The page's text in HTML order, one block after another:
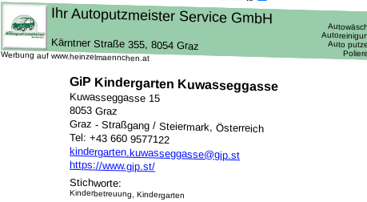
Werbung auf www.heinzelmaennchen.at
GiP Kindergarten Kuwasseggasse
Kuwasseggasse 15
8053 Graz
Graz - Straßgang / Steiermark, Österreich
Tel: +43 660 9577122
kindergarten.kuwasseggasse@gip.st
https://www.gip.st/
Stichworte:
Kinderbetreuung, Kindergarten